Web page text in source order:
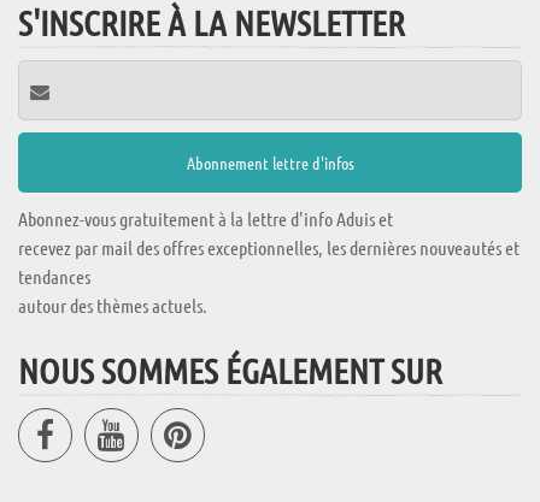
S'INSCRIRE À LA NEWSLETTER
Abonnez-vous gratuitement à la lettre d'info Aduis et
recevez par mail des offres exceptionnelles, les dernières nouveautés et
tendances
autour des thèmes actuels.
NOUS SOMMES ÉGALEMENT SUR